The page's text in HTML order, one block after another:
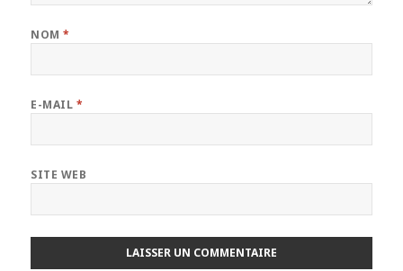
NOM*
E-MAIL *
SITE WEB